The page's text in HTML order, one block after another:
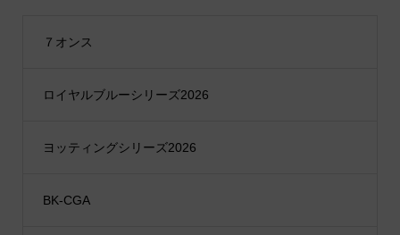
７オンス
ロイヤルブルーシリーズ2026
ヨッティングシリーズ2026
BK-CGA